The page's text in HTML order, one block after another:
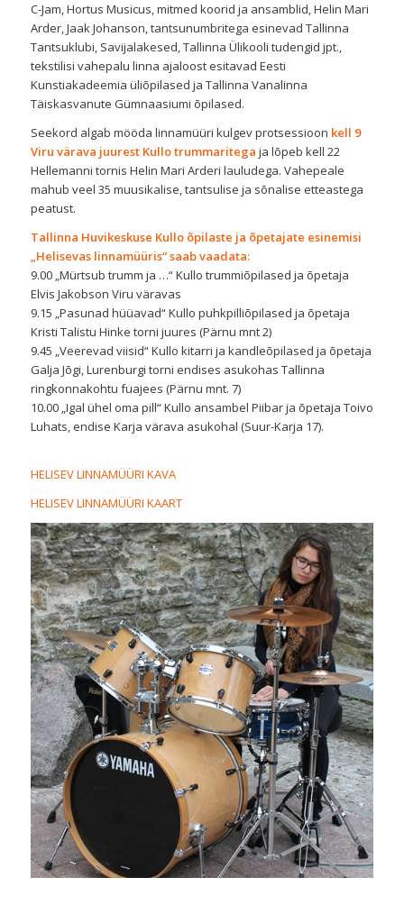
C-Jam, Hortus Musicus, mitmed koorid ja ansamblid, Helin Mari
Arder, Jaak Johanson, tantsunumbritega esinevad Tallinna
Tantsuklubi, Savijalakesed, Tallinna Ülikooli tudengid jpt.,
tekstilisi vahepalu linna ajaloost esitavad Eesti
Kunstiakadeemia üliõpilased ja Tallinna Vanalinna
Täiskasvanute Gümnaasiumi õpilased.
Seekord algab mööda linnamüüri kulgev protsessioon kell 9
Viru värava juurest Kullo trummaritega ja lõpeb kell 22
Hellemanni tornis Helin Mari Arderi lauludega. Vahepeale
mahub veel 35 muusikalise, tantsulise ja sõnalise etteastega
peatust.
Tallinna Huvikeskuse Kullo õpilaste ja õpetajate esinemisi
„Helisevas linnamüüris“ saab vaadata:
9.00 „Mürtsub trumm ja …“ Kullo trummiõpilased ja õpetaja
Elvis Jakobson Viru väravas
9.15 „Pasunad hüüavad“ Kullo puhkpilliõpilased ja õpetaja
Kristi Talistu Hinke torni juures (Pärnu mnt 2)
9.45 „Veerevad viisid“ Kullo kitarri ja kandleõpilased ja õpetaja
Galja Jõgi, Lurenburgi torni endises asukohas Tallinna
ringkonnakohtu fuajees (Pärnu mnt. 7)
10.00 „Igal ühel oma pill“ Kullo ansambel Piibar ja õpetaja Toivo
Luhats, endise Karja värava asukohal (Suur-Karja 17).
HELISEV LINNAMÜÜRI KAVA
HELISEV LINNAMÜÜRI KAART